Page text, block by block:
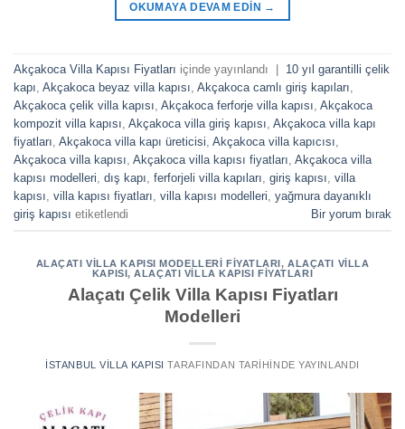
OKUMAYA DEVAM EDIN →
Akçakoca Villa Kapısı Fiyatları içinde yayınlandı | 10 yıl garantilli çelik
kapı Akçakoca beyaz villa kapısı Akçakoca camlı giriş kapıları
Akçakoca çelik villa kapısı Akçakoca ferforje villa kapısı Akçakoca
kompozit villa kapısı Akçakoca villa giriş kapısı Akçakoca villa kapı
fiyatları Akçakoca villa kapı üreticisi Akçakoca villa kapıcısı
Akçakoca villa kapısı Akçakoca villa kapısı fiyatları Akçakoca villa
kapısı modelleri dış kapı ferforjeli villa kapıları giriş kapısı villa
kapısı villa kapısı fiyatları villa kapısı modelleri yağmura dayanıklı
giriş kapısı etiketlendi Bir yorum bırak
ALAÇATI VILLA KAPISI MODELLERI FIYATLARI ,ALAÇATI VILLA
KAPISI,ALAÇATI VILLA KAPISI FIYATLARI
Alaçatı Çelik Villa Kapısı Fiyatları
Modelleri
İSTANBUL VILLA KAPISI TARAFINDAN TARIHINDE YAYINLANDI